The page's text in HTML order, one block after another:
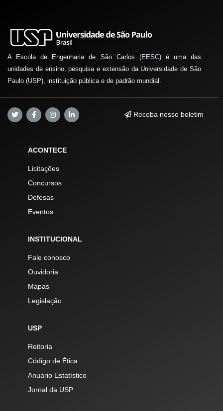
A Escola de Engenharia de São Carlos (EESC) é uma das
unidades de ensino, pesquisa e extensão da Universidade de São
Paulo (USP), instituição pública e de padrão mundial.
Receba nosso boletim
ACONTECE
Licitações
Concursos
Defesas
Eventos
INSTITUCIONAL
Fale conosco
Ouvidoria
Mapas
Legislação
USP
Reitoria
Código de Ética
Anuário Estatístico
Jornal da USP